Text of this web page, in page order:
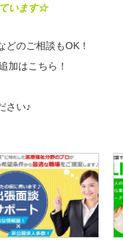
います☆
のご相談もOK！
加はこちら！
さい♪